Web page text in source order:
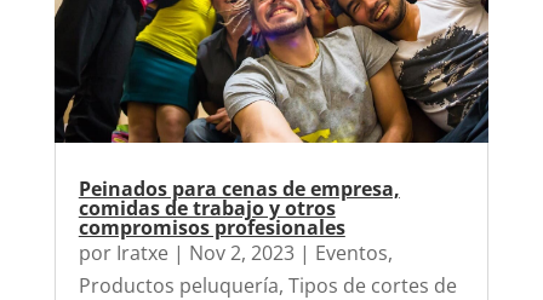
Peinados para cenas de empresa,
comidas de trabajo y otros
compromisos profesionales
por Iratxe| Nov 2, 2023| Eventos,
Productos peluquería, Tipos de cortes de